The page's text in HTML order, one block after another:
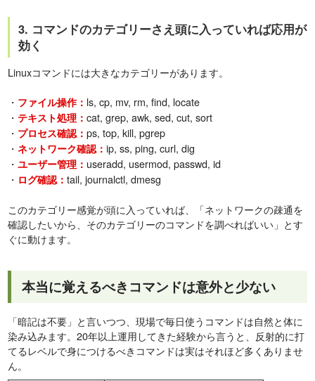
3. コマンドのカテゴリーさえ頭に入っていれば応用が
効く
Linuxコマンドには大きなカテゴリーがあります。
・ ファイル操作： ls, cp, mv, rm, find, locate
・ テキスト処理：cat, grep, awk, sed, cut, sort
・ プロセス確認：ps, top, kill, pgrep
・ネットワーク確認：ip, ss, ping, curl, dig
・ユーザー管理： useradd, usermod, passwd, id
・ ログ確認：tail, journalctl, dmesg
このカテゴリー感覚が頭に入っていれば、「ネットワークの疎通を
確認したいから、そのカテゴリーのコマンドを調べればいい」とす
ぐに動けます。
本当に覚えるべきコマンドは意外と少ない
「暗記は不要」と言いつつ、現場で毎日使うコマンドは自然と体に
染み込みます。20年以上運用してきた経験から言うと、反射的に打
てるレベルで身につけるべきコマンドは実はそれほど多くありませ
ん。